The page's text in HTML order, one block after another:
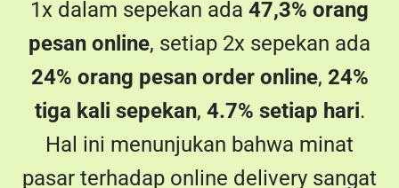
pasar terhadap online delivery sangat
tinggi.
Lebih dari 750 ribu UMKM
bergabung dengan online delivery
(GoFood)